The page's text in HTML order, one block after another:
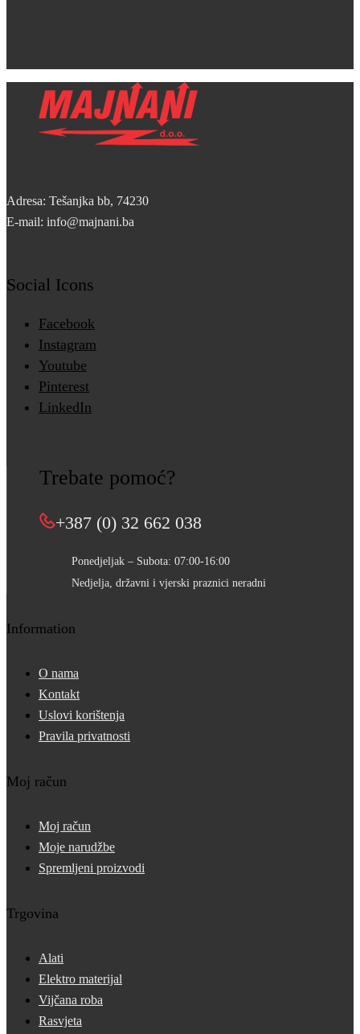
Adresa: Tešanjka bb, 74230
E-mail: info@majnani.ba
Social Icons
Facebook
Instagram
Youtube
Pinterest
LinkedIn
Trebate pomoć?
+387 (0) 32 662 038
Ponedjeljak – Subota: 07:00-16:00
Nedjelja, državni i vjerski praznici neradni
Information
O nama
Kontakt
Uslovi korištenja
Pravila privatnosti
Moj račun
Moj račun
Moje narudžbe
Spremljeni proizvodi
Trgovina
Alati
Elektro materijal
Vijčana roba
Rasvjeta